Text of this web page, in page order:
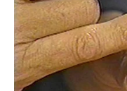
TAGS